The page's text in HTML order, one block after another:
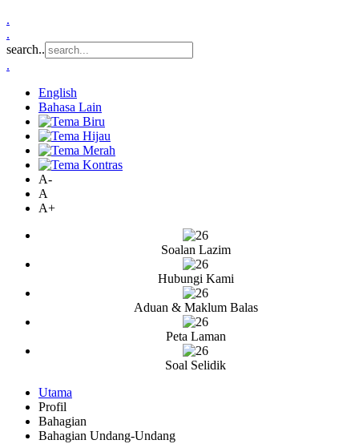
.
.
search..
.
English
Bahasa Lain
A-
A
A+
Soalan Lazim
Hubungi Kami
Aduan & Maklum Balas
Peta Laman
Soal Selidik
Utama
Profil
Bahagian
Bahagian Undang-Undang